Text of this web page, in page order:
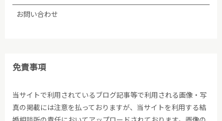
お問い合わせ
免責事項
当サイトで利用されているブログ記事等で利用される画像・写
真の掲載には注意を払っておりますが、当サイトを利用する結